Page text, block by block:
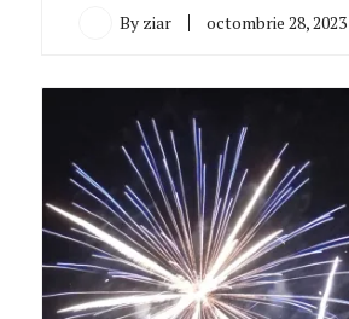
By ziar octombrie 28, 2023